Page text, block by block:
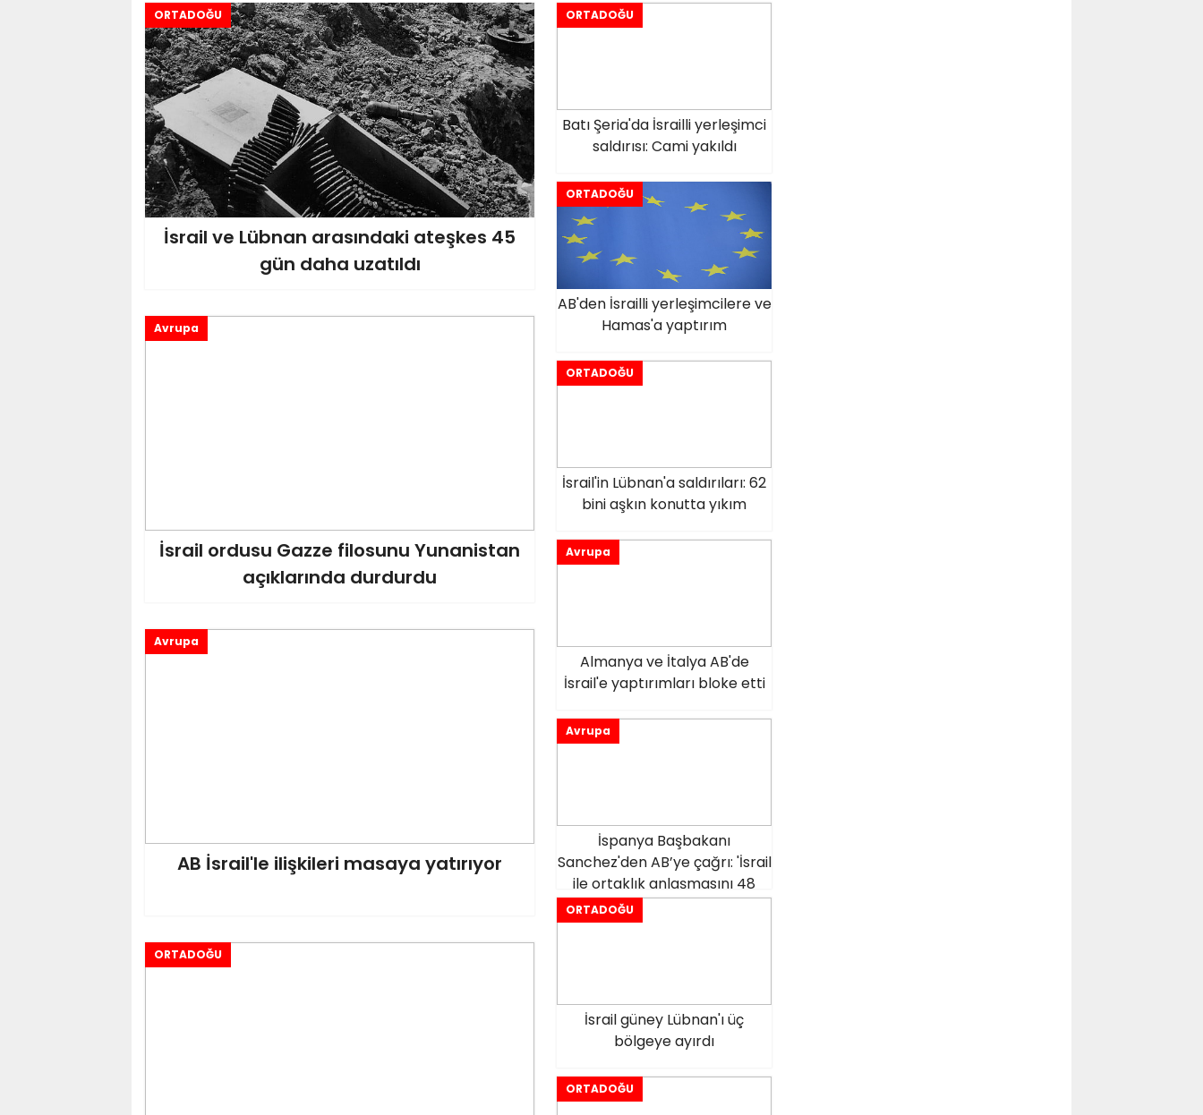
ORTADOĞU
İsrail ve Lübnan arasındaki ateşkes 45
gün daha uzatıldı
ORTADOĞU
Batı Şeria'da İsrailli yerleşimci
saldırısı: Cami yakıldı
ORTADOĞU
AB'den İsrailli yerleşimcilere ve
Hamas'a yaptırım
Avrupa
İsrail ordusu Gazze filosunu Yunanistan
açıklarında durdurdu
ORTADOĞU
İsrail'in Lübnan'a saldırıları: 62
bini aşkın konutta yıkım
Avrupa
Almanya ve İtalya AB'de
İsrail'e yaptırımları bloke etti
Avrupa
AB İsrail'le ilişkileri masaya yatırıyor
Avrupa
İspanya Başbakanı
Sanchez'den AB’ye çağrı: 'İsrail
ile ortaklık anlaşmasını 48
saat içinde feshedin'
ORTADOĞU
İsrail güney Lübnan'ı üç
bölgeye ayırdı
ORTADOĞU
ORTADOĞU